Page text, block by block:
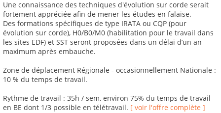
Une connaissance des techniques d'évolution sur corde serait
fortement appréciée afin de mener les études en falaise.
Des formations spécifiques de type IRATA ou CQP (pour
évolution sur corde), H0/B0/M0 (habilitation pour le travail dans
les sites EDF) et SST seront proposées dans un délai d’un an
maximum après embauche.
Zone de déplacement Régionale - occasionnellement Nationale :
10 % du temps de travail.
Rythme de travail : 35h / sem, environ 75% du temps de travail
en BE dont 1/3 possible en télétravail. [ voir l'offre complète ]